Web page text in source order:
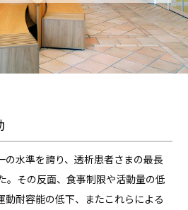
の水準を誇り、透析患者さまの最長
。その反面、食事制限や活動量の低
動耐容能の低下、またこれらによる